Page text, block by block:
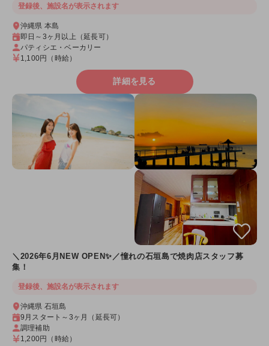
登録後、施設名が表示されます
沖縄県 本島
即日～3ヶ月以上（延長可）
パティシエ・ベーカリー
1,100円 （時給）
詳細を見る
＼2026年6月NEW OPEN✨／憧れの石垣島で焼肉店スタッフ募
集！
登録後、施設名が表示されます
沖縄県 石垣島
9月スタート～3ヶ月（延長可）
調理補助
1,200円 （時給）